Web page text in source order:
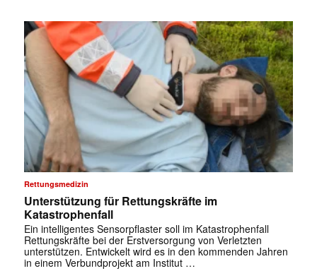
Rettungsmedizin
Unterstützung für Rettungskräfte im
Katastrophenfall
Ein intelligentes Sensorpflaster soll im Katastrophenfall
Rettungskräfte bei der Erstversorgung von Verletzten
unterstützen. Entwickelt wird es in den kommenden Jahren
in einem Verbundprojekt am Institut …